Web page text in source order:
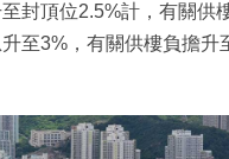
封頂位2.5%計，有關供
至3%，有關供樓負擔升